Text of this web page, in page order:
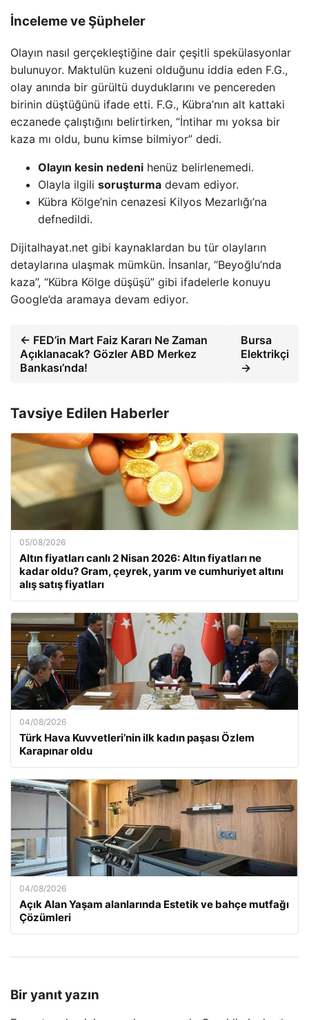
İnceleme ve Şüpheler
Olayın nasıl gerçekleştiğine dair çeşitli spekülasyonlar
bulunuyor. Maktulün kuzeni olduğunu iddia eden F.G.,
olay anında bir gürültü duyduklarını ve pencereden
birinin düştüğünü ifade etti. F.G., Kübra’nın alt kattaki
eczanede çalıştığını belirtirken, “İntihar mı yoksa bir
kaza mı oldu, bunu kimse bilmiyor” dedi.
Olayın kesin nedeni henüz belirlenemedi.
Olayla ilgili soruşturma devam ediyor.
Kübra Kölge’nin cenazesi Kilyos Mezarlığı’na
defnedildi.
Dijitalhayat.net gibi kaynaklardan bu tür olayların
detaylarına ulaşmak mümkün. İnsanlar, “Beyoğlu’nda
kaza”, “Kübra Kölge düşüşü” gibi ifadelerle konuyu
Google’da aramaya devam ediyor.
← FED’in Mart Faiz Kararı Ne Zaman
Açıklanacak? Gözler ABD Merkez
Bankası’nda!
Bursa
Elektrikçi
→
Tavsiye Edilen Haberler
05/08/2026
Altın fiyatları canlı 2 Nisan 2026: Altın fiyatları ne
kadar oldu? Gram, çeyrek, yarım ve cumhuriyet altını
alış satış fiyatları
04/08/2026
Türk Hava Kuvvetleri’nin ilk kadın paşası Özlem
Karapınar oldu
04/08/2026
Açık Alan Yaşam alanlarında Estetik ve bahçe mutfağı
Çözümleri
Bir yanıt yazın